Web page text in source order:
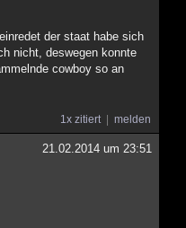
der staat habe sich
nicht, deswegen konnte
cowboy so an
1x zitiert melden
21.02.2014 um 23:51